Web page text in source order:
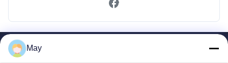
May